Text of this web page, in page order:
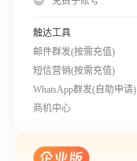
触达工具
邮件群发(按需充值)
短信营销(按需充值)
WhatsApp群发(自助申请)
商机中心